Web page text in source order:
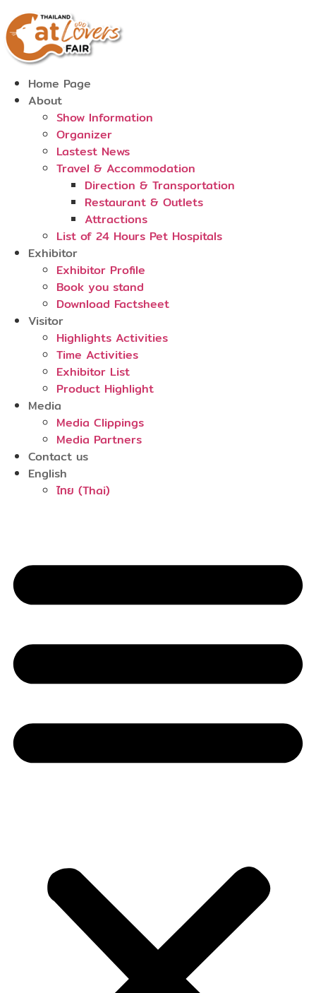
to
content
Home Page
About
Show Information
Organizer
Lastest News
Travel & Accommodation
Direction & Transportation
Restaurant & Outlets
Attractions
List of 24 Hours Pet Hospitals
Exhibitor
Exhibitor Profile
Book you stand
Download Factsheet
Visitor
Highlights Activities
Time Activities
Exhibitor List
Product Highlight
Media
Media Clippings
Media Partners
Contact us
English
ไทย (Thai)